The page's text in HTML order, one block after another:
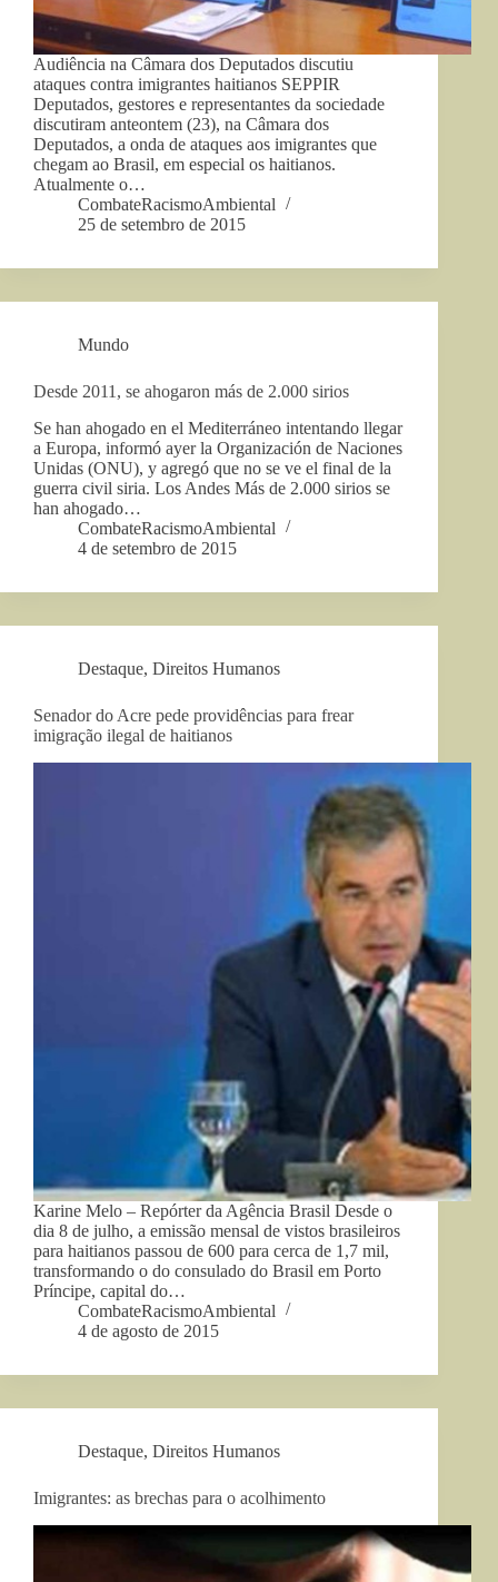
Audiência na Câmara dos Deputados discutiu
ataques contra imigrantes haitianos SEPPIR
Deputados, gestores e representantes da sociedade
discutiram anteontem (23), na Câmara dos
Deputados, a onda de ataques aos imigrantes que
chegam ao Brasil, em especial os haitianos.
Atualmente o…
CombateRacismoAmbiental
25 de setembro de 2015
Mundo
Desde 2011, se ahogaron más de 2.000 sirios
Se han ahogado en el Mediterráneo intentando llegar
a Europa, informó ayer la Organización de Naciones
Unidas (ONU), y agregó que no se ve el final de la
guerra civil siria. Los Andes Más de 2.000 sirios se
han ahogado…
CombateRacismoAmbiental
4 de setembro de 2015
Destaque, Direitos Humanos
Senador do Acre pede providências para frear
imigração ilegal de haitianos
Karine Melo – Repórter da Agência Brasil Desde o
dia 8 de julho, a emissão mensal de vistos brasileiros
para haitianos passou de 600 para cerca de 1,7 mil,
transformando o do consulado do Brasil em Porto
Príncipe, capital do…
CombateRacismoAmbiental
4 de agosto de 2015
Destaque, Direitos Humanos
Imigrantes: as brechas para o acolhimento